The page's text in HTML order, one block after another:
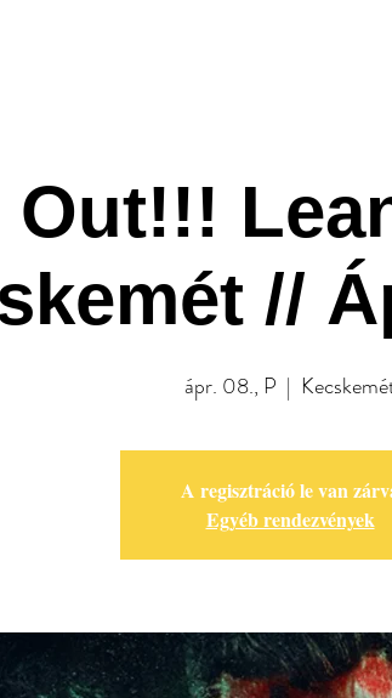
Out!!!
//
ápr. 08., P
  |
A regisztráció le van
Egyéb rendezvények